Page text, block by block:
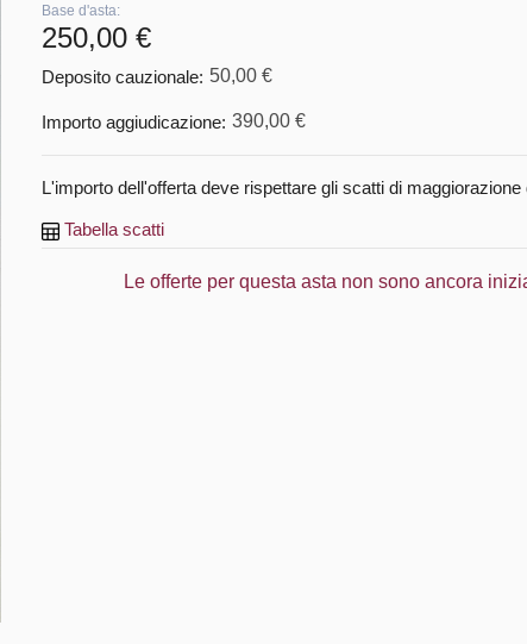
Base d'asta:
250,00 €
Deposito cauzionale: 50,00 €
Importo aggiudicazione: 390,00 €
L'importo dell'offerta deve rispettare gli scatti di maggiorazione
Tabella scatti
Le offerte per questa asta non sono ancora